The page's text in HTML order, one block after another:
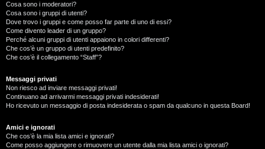
Cosa sono i moderatori?
Cosa sono i gruppi di utenti?
Dove trovo i gruppi e come posso far parte di uno di essi?
Come divento leader di un gruppo?
Perché alcuni gruppi di utenti appaiono in colori differenti?
Che cos’è un gruppo di utenti predefinito?
Che cos’è il collegamento “Staff”?
Messaggi privati
Non riesco ad inviare messaggi privati!
Continuano ad arrivarmi messaggi privati indesiderati!
Ho ricevuto un messaggio di posta indesiderata o spam da qualcuno in questa Board!
Amici e ignorati
Che cos’è la mia lista amici e ignorati?
Come posso aggiungere o rimuovere un utente dalla mia lista amici o ignorati?